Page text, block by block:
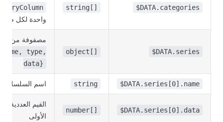
$DATA.categories
string[]
واحدة لكل صف
$DATA.series
object[]
مصفوفة من
type,
data}
$DATA.series[0].name
string اسم السلسلة
$DATA.series[0].data
number[]
القيم العددية
الأولى